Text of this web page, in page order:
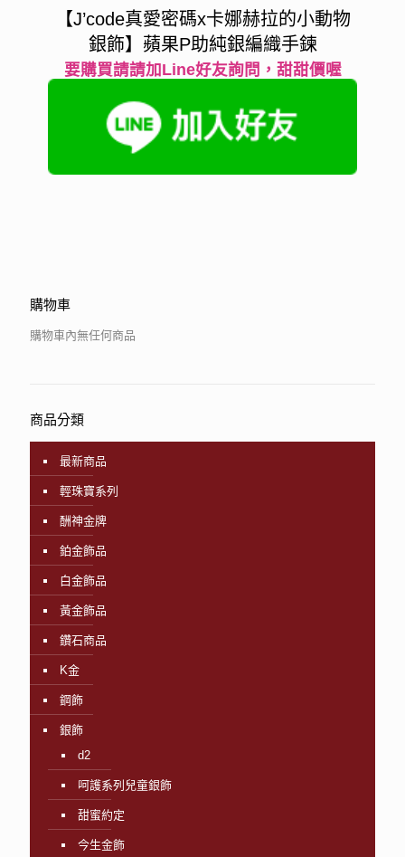
【J’code真愛密碼x卡娜赫拉的小動物
銀飾】蘋果P助純銀編織手鍊
要購買請請加Line好友詢問，甜甜價喔
購物車
購物車內無任何商品
商品分類
最新商品
輕珠寶系列
酬神金牌
鉑金飾品
白金飾品
黃金飾品
鑽石商品
K金
鋼飾
銀飾
d2
呵護系列兒童銀飾
甜蜜約定
今生金飾